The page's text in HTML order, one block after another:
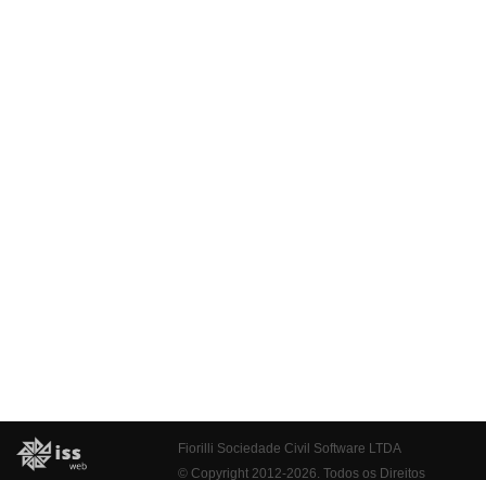
Fiorilli Sociedade Civil Software LTDA
© Copyright 2012-2026. Todos os Direitos